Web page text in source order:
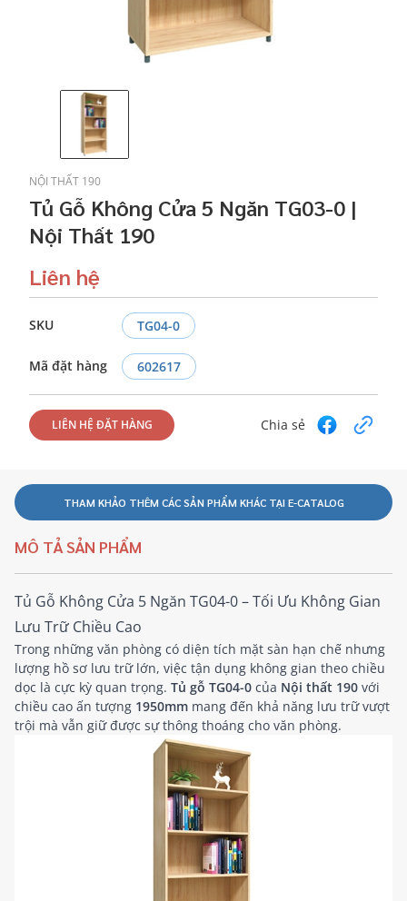
NỘI THẤT 190
Tủ Gỗ Không Cửa 5 Ngăn TG03-0 |
Nội Thất 190
Liên hệ
SKU TG04-0
Mã đặt hàng 602617
LIÊN HỆ ĐẶT HÀNG Chia sẻ
THAM KHẢO THÊM CÁC SẢN PHẨM KHÁC TẠI E-CATALOG
MÔ TẢ SẢN PHẨM
Tủ Gỗ Không Cửa 5 Ngăn TG04-0 – Tối Ưu Không Gian
Lưu Trữ Chiều Cao
Trong những văn phòng có diện tích mặt sàn hạn chế nhưng
lượng hồ sơ lưu trữ lớn, việc tận dụng không gian theo chiều
dọc là cực kỳ quan trọng. Tủ gỗ TG04-0 của Nội thất 190 với
chiều cao ấn tượng 1950mm mang đến khả năng lưu trữ vượt
trội mà vẫn giữ được sự thông thoáng cho văn phòng.